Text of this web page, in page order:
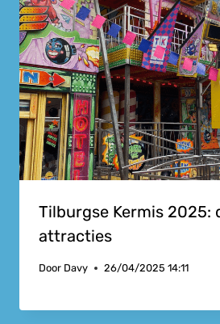
Tilburgse Kermis 2025:
attracties
Door Davy 26/04/2025 14:11